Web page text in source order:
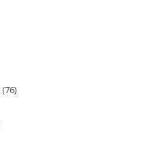
(76)